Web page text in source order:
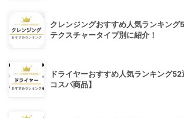
クレンジングおすすめ人気ランキング
テクスチャータイプ別に紹介！
ドライヤーおすすめ人気ランキング52
コスパ商品】